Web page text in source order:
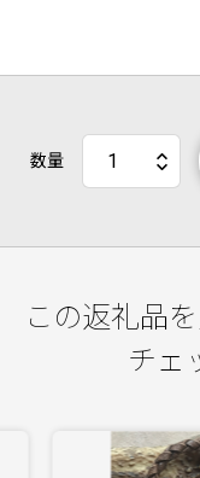
数量
この返礼品
チェ